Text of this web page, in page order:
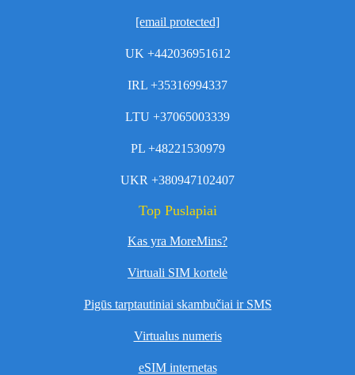
[email protected]
UK +442036951612
IRL +35316994337
LTU +37065003339
PL +48221530979
UKR +380947102407
Top Puslapiai
Kas yra MoreMins?
Virtuali SIM kortelė
Pigūs tarptautiniai skambučiai ir SMS
Virtualus numeris
eSIM internetas